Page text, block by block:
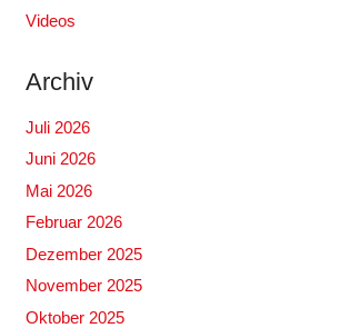
Videos
Archiv
Juli 2026
Juni 2026
Mai 2026
Februar 2026
Dezember 2025
November 2025
Oktober 2025